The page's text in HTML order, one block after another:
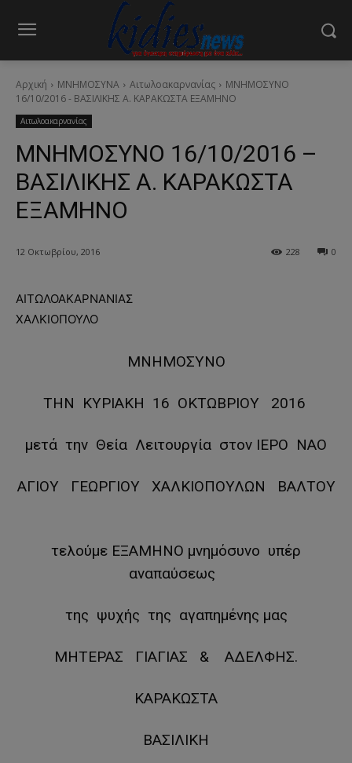
Αρχική ΜΝΗΜΟΣΥΝΑ Αιτωλοακαρνανίας
ΜΝΗΜΟΣΥΝΟ
16/10/2016 - ΒΑΣΙΛΙΚΗΣ Α. ΚΑΡΑΚΩΣΤΑ ΕΞΑΜΗΝΟ
Αιτωλοακαρνανίας
ΜΝΗΜΟΣΥΝΟ 16/10/2016 –
ΒΑΣΙΛΙΚΗΣ Α. ΚΑΡΑΚΩΣΤΑ
ΕΞΑΜΗΝΟ
12 Οκτωβρίου, 2016 0
228
ΑΙΤΩΛΟΑΚΑΡΝΑΝΙΑΣ
ΧΑΛΚΙΟΠΟΥΛΟ
ΜΝΗΜΟΣΥΝΟ
ΤΗΝ ΚΥΡΙΑΚΗ 16 ΟΚΤΩΒΡΙΟΥ 2016
μετά την Θεία Λειτουργία στον ΙΕΡΟ ΝΑΟ
ΑΓΙΟΥ ΓΕΩΡΓΙΟΥ ΧΑΛΚΙΟΠΟΥΛΩΝ ΒΑΛΤΟΥ
τελούμε ΕΞΑΜΗΝΟ μνημόσυνο υπέρ
αναπαύσεως
της ψυχής της αγαπημένης μας
ΜΗΤΕΡΑΣ ΓΙΑΓΙΑΣ & ΑΔΕΛΦΗΣ.
ΚΑΡΑΚΩΣΤΑ
ΒΑΣΙΛΙΚΗ